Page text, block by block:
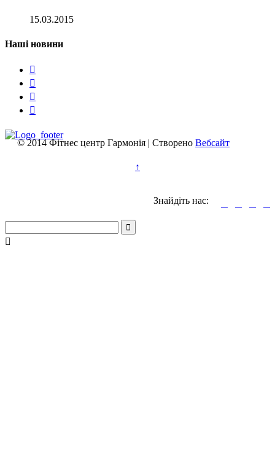
15.03.2015
Наші новини




© 2014 Фітнес центр Гармонія | Створено Вебсайт
↑
Знайдіть нас:

